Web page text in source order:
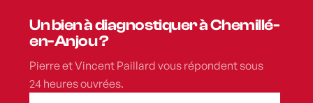
Un bien à diagnostiquer à Chemillé-
en-Anjou ?
Pierre et Vincent Paillard vous répondent sous
24 heures ouvrées.